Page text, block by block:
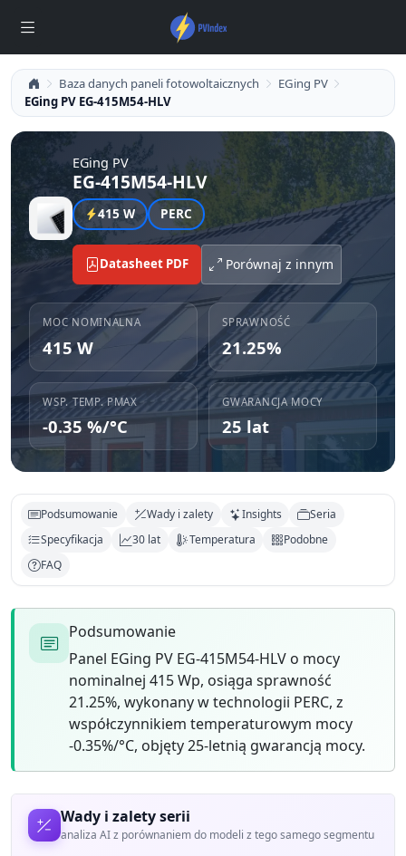
Baza danych paneli fotowoltaicznych
EGing PV
EGing PV EG-415M54-HLV
EGing PV
EG-415M54-HLV
415 W PERC
Datasheet PDF Porównaj z innym
MOC NOMINALNA
415 W
SPRAWNOŚĆ
21.25%
WSP. TEMP. PMAX
-0.35 %/°C
GWARANCJA MOCY
25 lat
Podsumowanie Wady i zalety Insights
Seria
Specyfikacja
30 lat Temperatura
Podobne
FAQ
Podsumowanie
Panel EGing PV EG-415M54-HLV o mocy
nominalnej 415 Wp, osiąga sprawność
21.25%, wykonany w technologii PERC, z
współczynnikiem temperaturowym mocy
-0.35%/°C, objęty 25-letnią gwarancją mocy.
Wady i zalety serii
analiza AI z porównaniem do modeli z tego samego segmentu